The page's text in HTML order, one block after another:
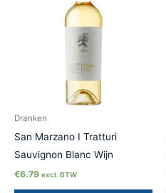
Dranken
San Marzano I Tratturi
Sauvignon Blanc Wijn
€6.79 excl. BTW